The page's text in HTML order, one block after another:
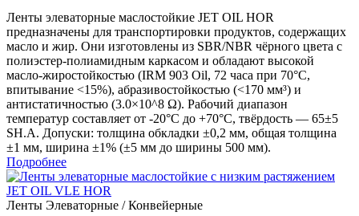
Ленты элеваторные маслостойкие JET OIL HOR
предназначены для транспортировки продуктов, содержащих
масло и жир. Они изготовлены из SBR/NBR чёрного цвета с
полиэстер-полиамидным каркасом и обладают высокой
масло-жиростойкостью (IRM 903 Oil, 72 часа при 70°C,
впитывание <15%), абразивостойкостью (<170 мм³) и
антистатичностью (3.0×10^8 Ω). Рабочий диапазон
температур составляет от -20°С до +70°C, твёрдость — 65±5
SH.A. Допуски: толщина обкладки ±0,2 мм, общая толщина
±1 мм, ширина ±1% (±5 мм до ширины 500 мм).
Подробнее
Ленты Элеваторные / Конвейерные